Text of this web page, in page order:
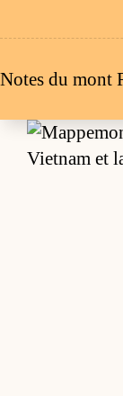
au
Notes du mont